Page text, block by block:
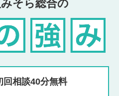
そら総合の
回相談40分無料